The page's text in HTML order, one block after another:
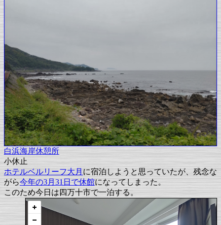
白浜海岸休憩所
小休止
ホテルベルリーフ大月に宿泊しようと思っていたが、残念な
がら今年の3月31日で休館になってしまった。
このため今日は四万十市で一泊する。